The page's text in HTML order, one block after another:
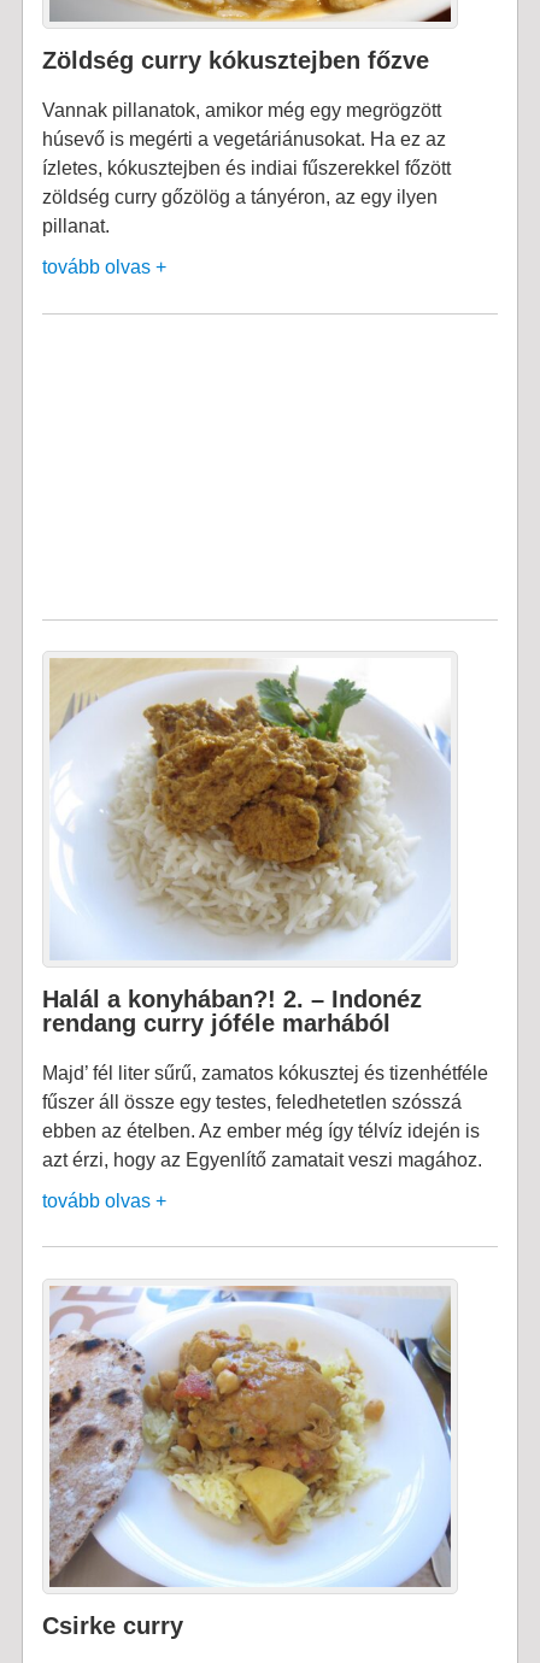
Zöldség curry kókusztejben főzve
Vannak pillanatok, amikor még egy megrögzött
húsevő is megérti a vegetáriánusokat. Ha ez az
ízletes, kókusztejben és indiai fűszerekkel főzött
zöldség curry gőzölög a tányéron, az egy ilyen
pillanat.
tovább olvas +
Halál a konyhában?! 2. – Indonéz
rendang curry jóféle marhából
Majd’ fél liter sűrű, zamatos kókusztej és tizenhétféle
fűszer áll össze egy testes, feledhetetlen szósszá
ebben az ételben. Az ember még így télvíz idején is
azt érzi, hogy az Egyenlítő zamatait veszi magához.
tovább olvas +
Csirke curry